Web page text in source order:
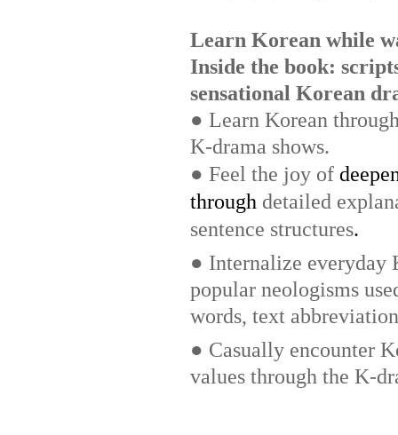
Learn Korean while
Inside the book:
sensational Korean
● Learn Korean
K-drama shows.
● Feel the joy of
through detailed
sentence structures.
● Internalize everyday
popular neologisms
words, text
● Casually encounter
values through the K-